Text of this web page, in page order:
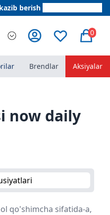
berish
0
Brendlar Aksiyalar
now daily
qo'shimcha sifatida-a,